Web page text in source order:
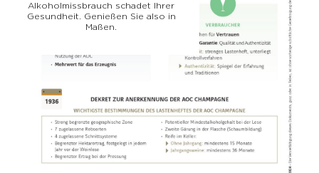
Alkoholmissbrauch schadet Ihrer
Gesundheit. Genießen Sie also in
Maßen.